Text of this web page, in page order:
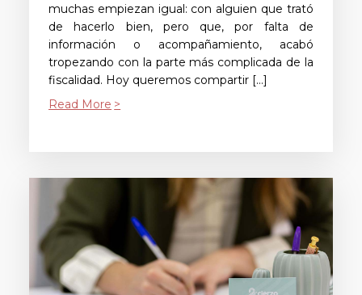
muchas empiezan igual: con alguien que trató
de hacerlo bien, pero que, por falta de
información o acompañamiento, acabó
tropezando con la parte más complicada de la
fiscalidad. Hoy queremos compartir […]
Read More